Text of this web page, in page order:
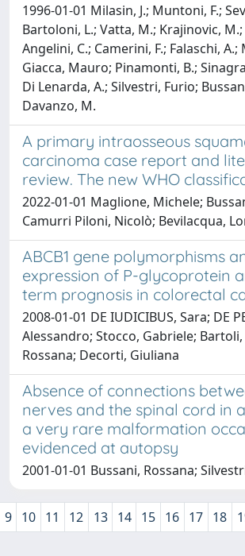
1996-01-01 Milasin, J.; Muntoni, F.;
Bartoloni, L.; Vatta, M.; Krajinovic,
Angelini, C.; Camerini, F.; Falaschi,
Giacca, Mauro; Pinamonti, B.;
Di Lenarda, A.; Silvestri, Furio;
Davanzo, M.
A primary intraosseous
carcinoma case report and
review. The new WHO
2022-01-01 Maglione, Michele;
Camurri Piloni, Nicolò; Bevilacqua,
ABCB1 gene polymorphisms
expression of P-glycoprotein
term prognosis in colorectal
2008-01-01 DE IUDICIBUS, Sara; DE
Alessandro; Stocco, Gabriele;
Rossana; Decorti, Giuliana
Absence of connections
nerves and the spinal cord in
a very rare malformation
evidenced at autopsy
2001-01-01 Bussani, Rossana;
9 10 11 12 13 14 15 16 17 18